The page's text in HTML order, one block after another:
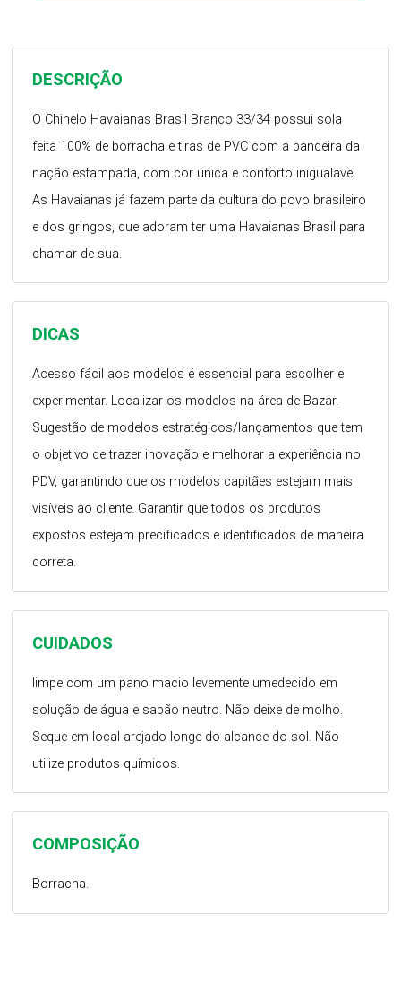
COMPOSIÇÃO
Borracha.
CUIDADOS
limpe com um pano macio levemente umedecido em
solução de água e sabão neutro. Não deixe de molho.
Seque em local arejado longe do alcance do sol. Não
utilize produtos químicos.
DICAS
Acesso fácil aos modelos é essencial para escolher e
experimentar. Localizar os modelos na área de Bazar.
Sugestão de modelos estratégicos/lançamentos que tem
o objetivo de trazer inovação e melhorar a experiência no
PDV, garantindo que os modelos capitães estejam mais
visíveis ao cliente. Garantir que todos os produtos
expostos estejam precificados e identificados de maneira
correta.
DESCRIÇÃO
O Chinelo Havaianas Brasil Branco 33/34 possui sola
feita 100% de borracha e tiras de PVC com a bandeira da
nação estampada, com cor única e conforto inigualável.
As Havaianas já fazem parte da cultura do povo brasileiro
e dos gringos, que adoram ter uma Havaianas Brasil para
chamar de sua.